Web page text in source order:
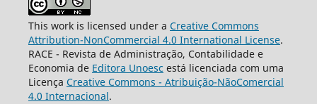
This work is licensed under a Creative Commons
Attribution-NonCommercial 4.0 International License.
RACE - Revista de Administração, Contabilidade e
Economia de Editora Unoesc está licenciada com uma
Licença Creative Commons - Atribuição-NãoComercial
4.0 Internacional.